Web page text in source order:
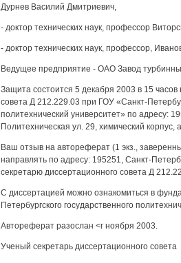
Дурнев Василий Дмитриевич,
- доктор технических наук, профессор
- доктор технических наук, профессор,
Ведущее предприятие - ОАО Завод
Защита состоится 5 декабря 2003 в 15
совета Д 212.229.03 при ГОУ «Санкт-
политехнический университет» по адресу:
Политехническая ул. 29, химический корпус,
Ваш отзыв на автореферат (1 экз.,
направлять по адресу: 195251, Санкт-
секретарю диссертационного совета Д
С диссертацией можно ознакомиться в
Петербургского государственного
Автореферат разослан <г ноября 2003.
Ученый секретарь диссертационного совета